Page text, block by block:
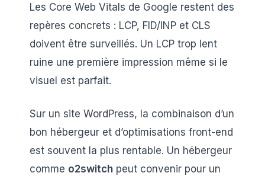
Les Core Web Vitals de Google restent des
repères concrets : LCP, FID/INP et CLS
doivent être surveillés. Un LCP trop lent
ruine une première impression même si le
visuel est parfait.
Sur un site WordPress, la combinaison d’un
bon hébergeur et d’optimisations front-end
est souvent la plus rentable. Un hébergeur
comme o2switch peut convenir pour un